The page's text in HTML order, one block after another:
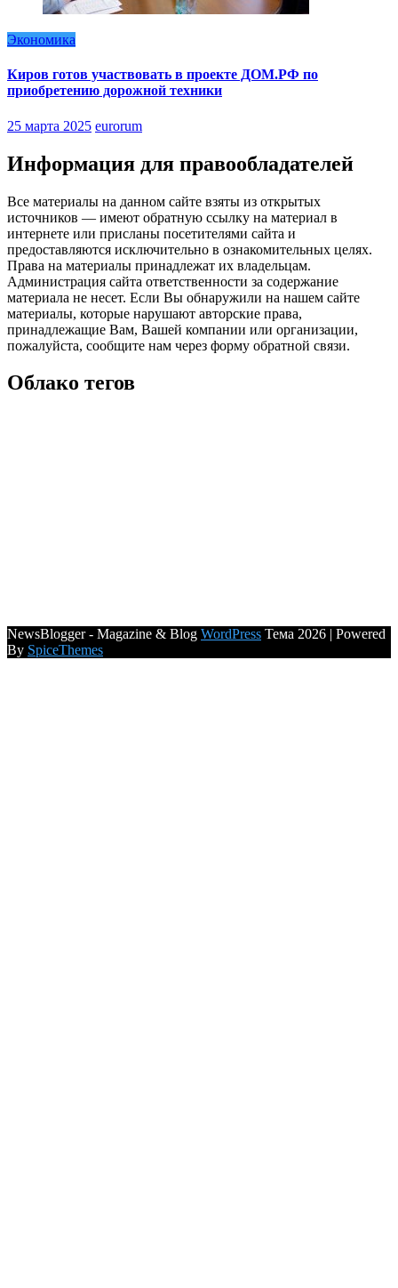
Экономика
Киров готов участвовать в проекте ДОМ.РФ по
приобретению дорожной техники
25 марта 2025 eurorum
Информация для правообладателей
Все материалы на данном сайте взяты из открытых
источников — имеют обратную ссылку на материал в
интернете или присланы посетителями сайта и
предоставляются исключительно в ознакомительных целях.
Права на материалы принадлежат их владельцам.
Администрация сайта ответственности за содержание
материала не несет. Если Вы обнаружили на нашем сайте
материалы, которые нарушают авторские права,
принадлежащие Вам, Вашей компании или организации,
пожалуйста, сообщите нам через форму обратной связи.
Облако тегов
NewsBlogger - Magazine & Blog WordPress Тема 2026 | Powered
By SpiceThemes